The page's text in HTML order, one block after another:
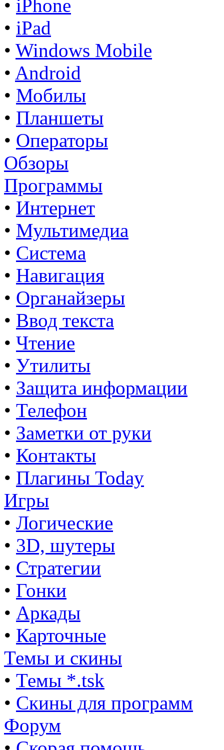
• iPhone
• iPad
• Windows Mobile
• Android
• Мобилы
• Планшеты
• Операторы
Обзоры
Программы
• Интернет
• Мультимедиа
• Система
• Навигация
• Органайзеры
• Ввод текста
• Чтение
• Утилиты
• Защита информации
• Телефон
• Заметки от руки
• Контакты
• Плагины Today
Игры
• Логические
• 3D, шутеры
• Стратегии
• Гонки
• Аркады
• Карточные
Темы и скины
• Темы *.tsk
• Скины для программ
Форум